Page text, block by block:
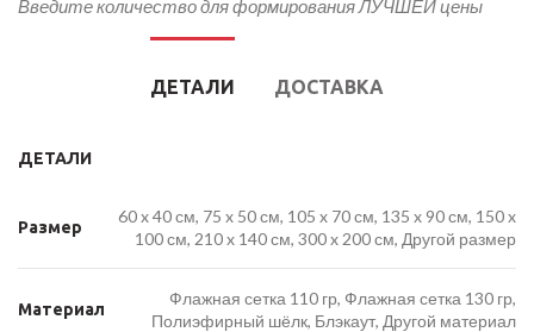
Введите количество для формирования ЛУЧШЕЙ цены
ДЕТАЛИ ДОСТАВКА
ДЕТАЛИ
Размер
60 x 40 см, 75 x 50 см, 105 x 70 см, 135 x 90 см, 150 x
100 см, 210 x 140 см, 300 x 200 см, Другой размер
Материал
Флажная сетка 110 гр, Флажная сетка 130 гр,
Полиэфирный шёлк, Блэкаут, Другой материал